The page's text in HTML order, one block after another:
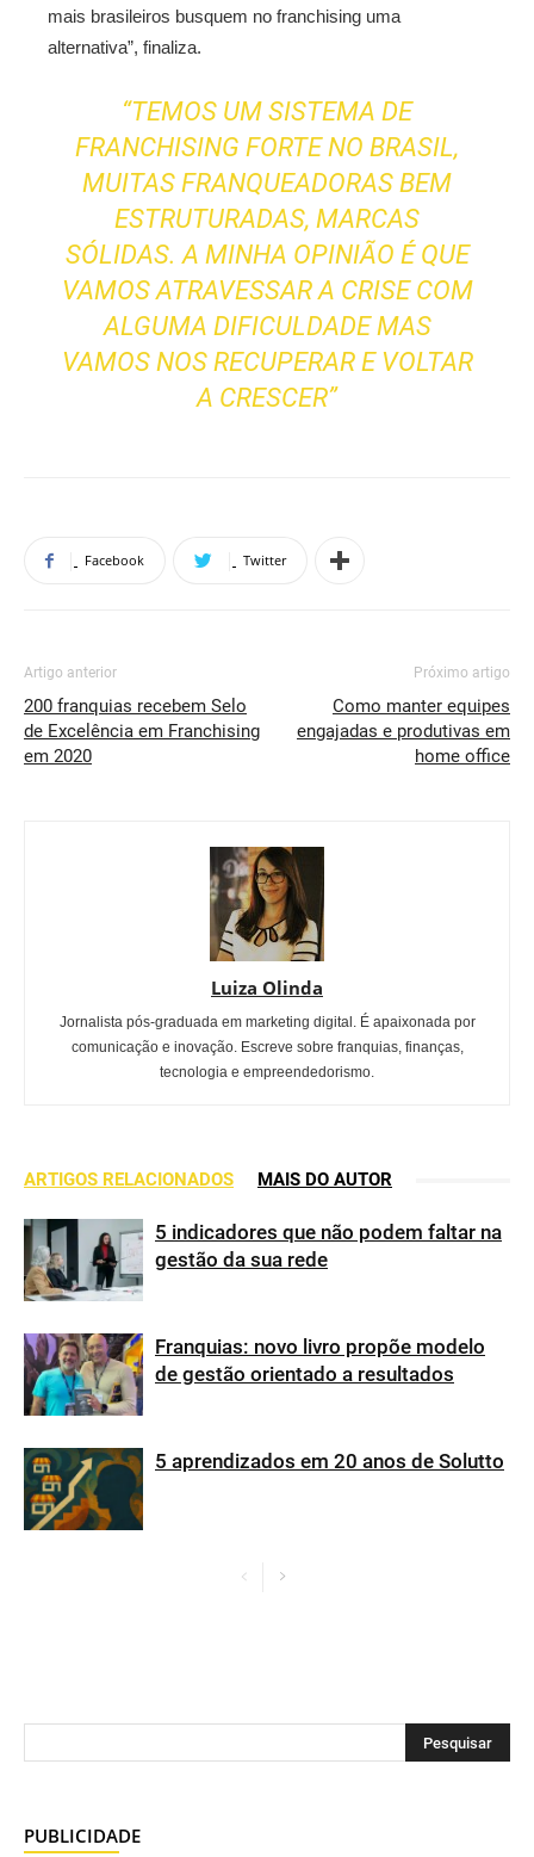
mais brasileiros busquem no franchising uma
alternativa”, finaliza.
“TEMOS UM SISTEMA DE
FRANCHISING FORTE NO BRASIL,
MUITAS FRANQUEADORAS BEM
ESTRUTURADAS, MARCAS
SÓLIDAS. A MINHA OPINIÃO É QUE
VAMOS ATRAVESSAR A CRISE COM
ALGUMA DIFICULDADE MAS
VAMOS NOS RECUPERAR E VOLTAR
A CRESCER”
Facebook Twitter
Artigo anterior
200 franquias recebem Selo
de Excelência em Franchising
em 2020
Próximo artigo
Como manter equipes
engajadas e produtivas em
home office
Luiza Olinda
Jornalista pós-graduada em marketing digital. É apaixonada por
comunicação e inovação. Escreve sobre franquias, finanças,
tecnologia e empreendedorismo.
ARTIGOS RELACIONADOS MAIS DO AUTOR
5 indicadores que não podem faltar na
gestão da sua rede
Franquias: novo livro propõe modelo
de gestão orientado a resultados
5 aprendizados em 20 anos de Solutto
PUBLICIDADE